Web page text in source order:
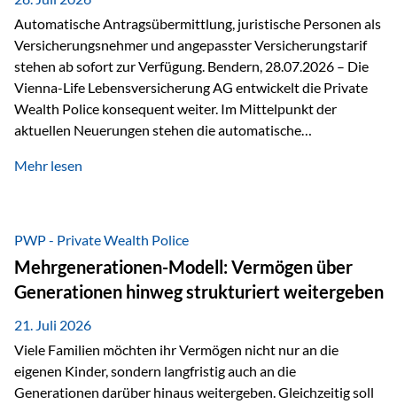
Automatische Antragsübermittlung, juristische Personen als
Versicherungsnehmer und angepasster Versicherungstarif
stehen ab sofort zur Verfügung. Bendern, 28.07.2026 – Die
Vienna-Life Lebensversicherung AG entwickelt die Private
Wealth Police konsequent weiter. Im Mittelpunkt der
aktuellen Neuerungen stehen die automatische
als Versicherungsnehmer einzusetzen, sowie eine
Abwicklung für Vertriebspartner deutlich effizienter
gestaltet. Anträge werden direkt elektronisch übermittelt,
Medienbrüche reduziert und die weitere Bearbeitung
beschleunigt. Ab sofort können auch juristische Personen,
wie Kapitalgesellschaften oder Stiftungen, als
Versicherungsnehmer eingesetzt werden. Damit erweitert
die Vienna-Life die Einsatzmöglichkeiten der Private Wealth
Police insbesondere für…
Mehr lesen
PWP - Private Wealth Police
Mehrgenerationen-Modell: Vermögen über
Generationen hinweg strukturiert weitergeben
21. Juli 2026
Viele Familien möchten ihr Vermögen nicht nur an die
eigenen Kinder, sondern langfristig auch an die
Generationen darüber hinaus weitergeben. Gleichzeitig soll